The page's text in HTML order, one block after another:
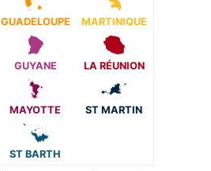
GUADELOUPE MARTINIQUE
GUYANE LA RÉUNION
MAYOTTE ST MARTIN
ST BARTH